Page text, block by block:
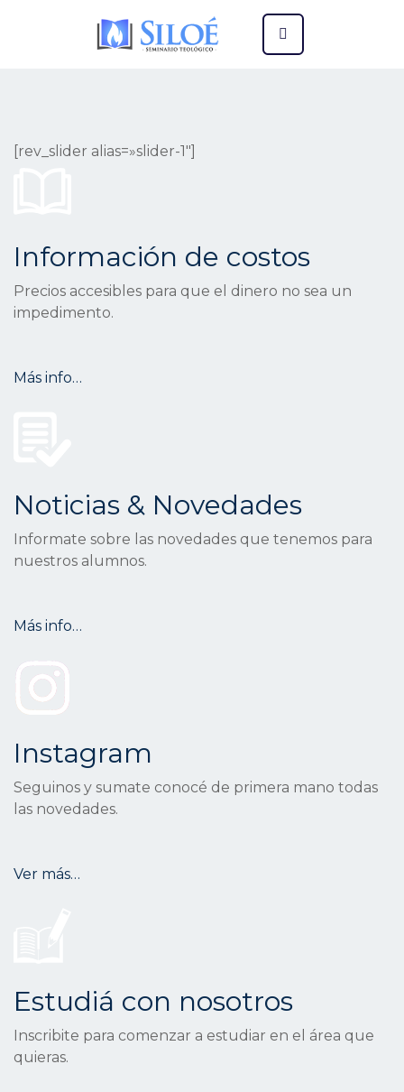
[rev_slider alias=»slider-1″]
Información de costos
Precios accesibles para que el dinero no sea un
impedimento.
Más info…
Noticias & Novedades
Informate sobre las novedades que tenemos para
nuestros alumnos.
Más info…
Instagram
Seguinos y sumate conocé de primera mano todas
las novedades.
Ver más…
Estudiá con nosotros
Inscribite para comenzar a estudiar en el área que
quieras.